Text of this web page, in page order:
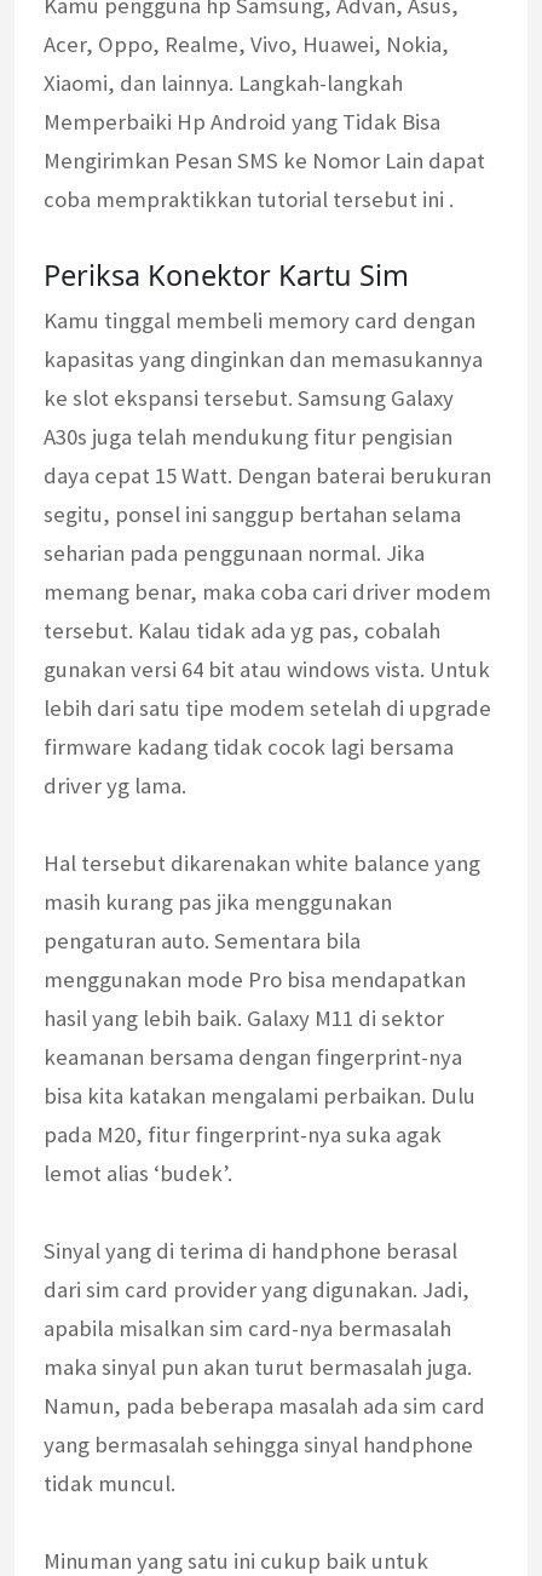
Acer, Oppo, Realme, Vivo, Huawei, Nokia,
Xiaomi, dan lainnya. Langkah-langkah
Memperbaiki Hp Android yang Tidak Bisa
Mengirimkan Pesan SMS ke Nomor Lain dapat
coba mempraktikkan tutorial tersebut ini .
Periksa Konektor Kartu Sim
Kamu tinggal membeli memory card dengan
kapasitas yang dinginkan dan memasukannya
ke slot ekspansi tersebut. Samsung Galaxy
A30s juga telah mendukung fitur pengisian
daya cepat 15 Watt. Dengan baterai berukuran
segitu, ponsel ini sanggup bertahan selama
seharian pada penggunaan normal. Jika
memang benar, maka coba cari driver modem
tersebut. Kalau tidak ada yg pas, cobalah
gunakan versi 64 bit atau windows vista. Untuk
lebih dari satu tipe modem setelah di upgrade
firmware kadang tidak cocok lagi bersama
driver yg lama.
Hal tersebut dikarenakan white balance yang
masih kurang pas jika menggunakan
pengaturan auto. Sementara bila
menggunakan mode Pro bisa mendapatkan
hasil yang lebih baik. Galaxy M11 di sektor
keamanan bersama dengan fingerprint-nya
bisa kita katakan mengalami perbaikan. Dulu
pada M20, fitur fingerprint-nya suka agak
lemot alias ‘budek’.
Sinyal yang di terima di handphone berasal
dari sim card provider yang digunakan. Jadi,
apabila misalkan sim card-nya bermasalah
maka sinyal pun akan turut bermasalah juga.
Namun, pada beberapa masalah ada sim card
yang bermasalah sehingga sinyal handphone
tidak muncul.
Minuman yang satu ini cukup baik untuk